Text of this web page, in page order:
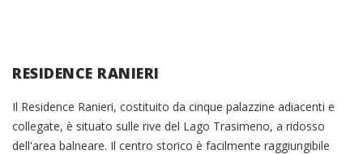
RESIDENCE RANIERI
Il Residence Ranieri, costituito da cinque palazzine adiacenti e
collegate, è situato sulle rive del Lago Trasimeno, a ridosso
dell'area balneare. Il centro storico è facilmente raggiungibile